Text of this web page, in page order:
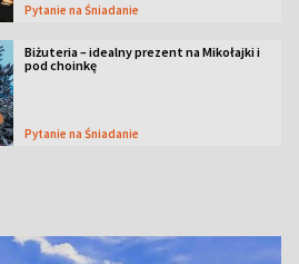
Pytanie na Śniadanie
Biżuteria – idealny prezent na Mikołajki i
pod choinkę
Pytanie na Śniadanie